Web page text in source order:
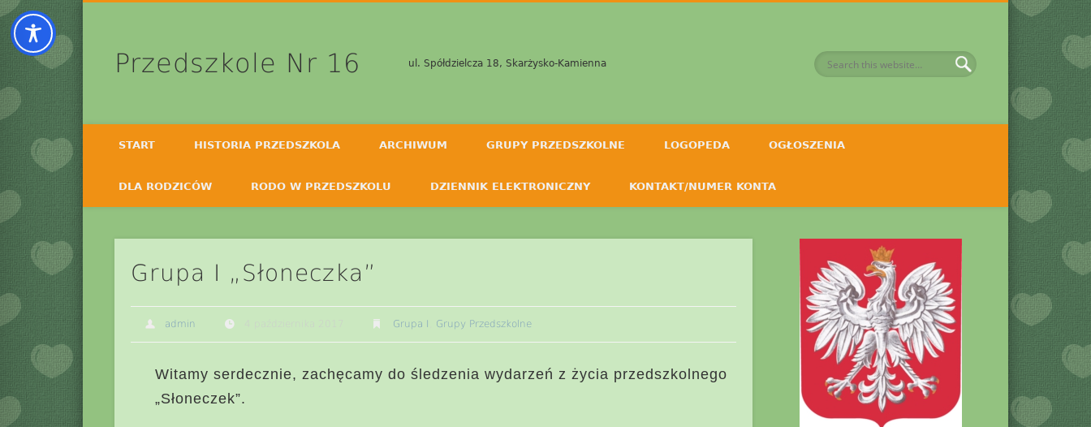
Przedszkole Nr 16 ul. Spółdzielcza 18, Skarżysko-Kamienna
START HISTORIA PRZEDSZKOLA ARCHIWUM GRUPY PRZEDSZKOLNE LOGOPEDA OGŁOSZENIA
DLA RODZICÓW RODO W PRZEDSZKOLU DZIENNIK ELEKTRONICZNY KONTAKT/NUMER KONTA
Grupa I „Słoneczka”
admin Grupa I Grupy Przedszkolne
Witamy serdecznie, zachęcamy do śledzenia wydarzeń z życia przedszkolnego
„Słoneczek”.